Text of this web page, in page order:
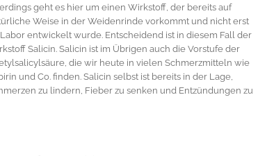
geht es hier um einen Wirkstoff, der bereits auf
Weise in der Weidenrinde vorkommt und nicht erst
entwickelt wurde. Entscheidend ist in diesem Fall der
Salicin. Salicin ist im Übrigen auch die Vorstufe der
die wir heute in vielen Schmerzmitteln wie
und Co. finden. Salicin selbst ist bereits in der Lage,
zu lindern, Fieber zu senken und Entzündungen zu